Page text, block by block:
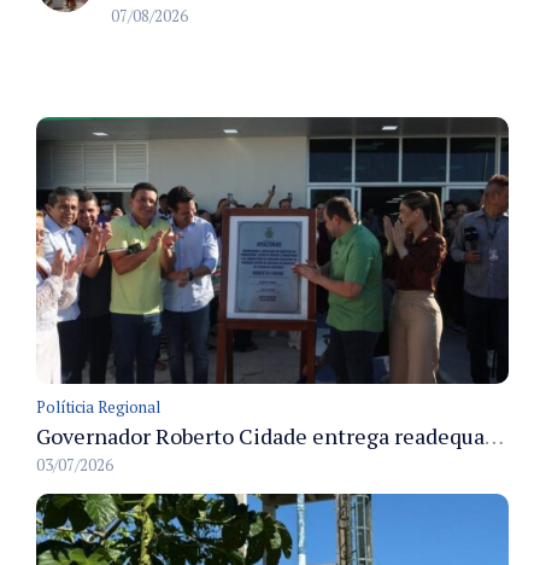
07/08/2026
Políticia Regional
Governador Roberto Cidade entrega readequação do ambulatório da FCecon e amplia capacidade de atendimento oncológico em Manaus
03/07/2026